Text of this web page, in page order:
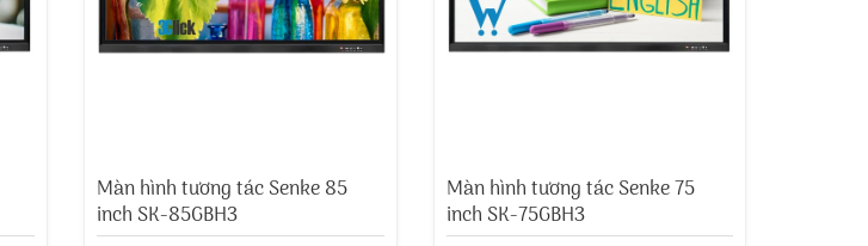
Màn hình tương tác Senke 85
inch SK-85GBH3
Màn hình tương tác Senke 75
inch SK-75GBH3